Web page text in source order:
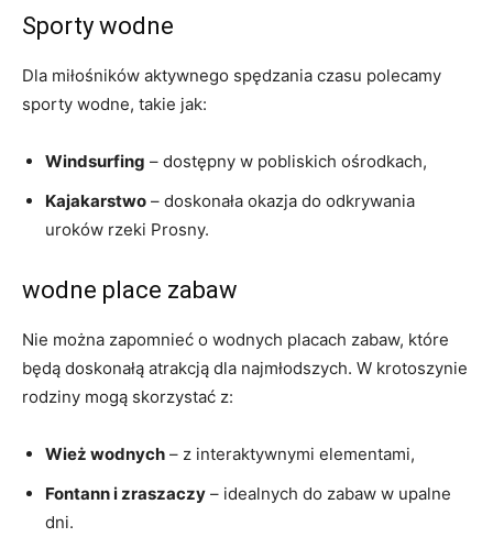
Sporty wodne
Dla miłośników aktywnego spędzania czasu polecamy
sporty wodne, takie jak:
Windsurfing – dostępny w pobliskich ośrodkach,
Kajakarstwo – doskonała okazja do odkrywania
uroków rzeki Prosny.
wodne place zabaw
Nie można zapomnieć o wodnych placach zabaw, które
będą doskonałą atrakcją dla najmłodszych. W krotoszynie
rodziny mogą skorzystać z:
Wież wodnych – z interaktywnymi elementami,
Fontann i zraszaczy – idealnych do zabaw w upalne
dni.